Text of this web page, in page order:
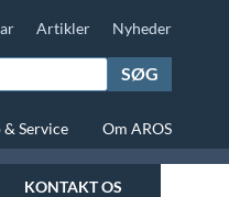
Artikler Nyheder
SØG
& Service Om AROS
KONTAKT OS